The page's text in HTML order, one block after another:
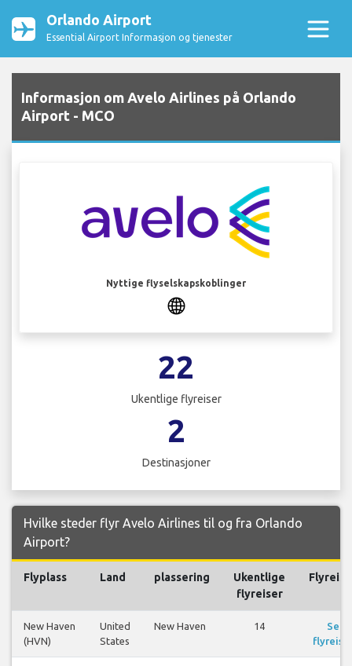
Orlando Airport
Essential Airport Informasjon og tjenester
Informasjon om Avelo Airlines på Orlando
Airport - MCO
Nyttige flyselskapskoblinger
22
Ukentlige flyreiser
2
Destinasjoner
Hvilke steder flyr Avelo Airlines til og fra Orlando
Airport?
Flyplass Land plassering
Ukentlige
flyreiser
New Haven
(HVN)
United
States
New Haven 14
Se